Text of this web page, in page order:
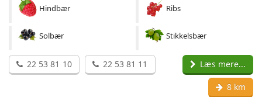
Hindbær Ribs
Solbær Stikkelsbær
22 53 81 10 22 53 81 11 Læs mere...
8 km